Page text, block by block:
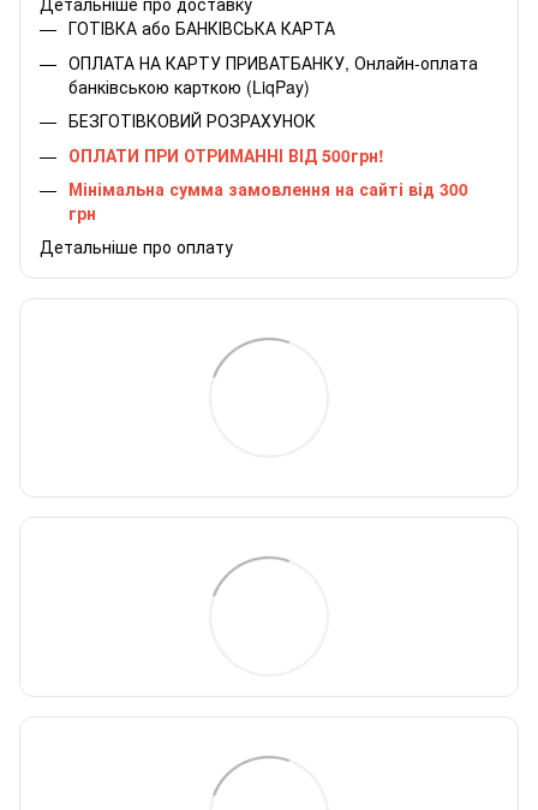
ГОТІВКА або БАНКІВСЬКА КАРТА
ОПЛАТА НА КАРТУ ПРИВАТБАНКУ, Онлайн-оплата
банківською карткою (LiqPay)
БЕЗГОТІВКОВИЙ РОЗРАХУНОК
ОПЛАТИ ПРИ ОТРИМАННІ ВІД 500грн!
Мінімальна сумма замовлення на сайті від 300
грн
Детальніше про оплату